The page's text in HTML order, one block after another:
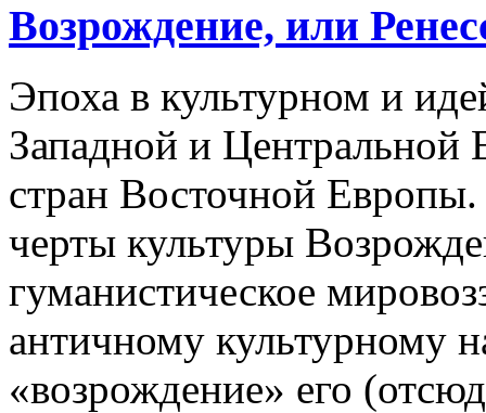
Возрождение, или
Эпоха в культурном и
Западной и Центральной
стран Восточной
черты культуры
гуманистическое
античному культурному
«возрождение» его